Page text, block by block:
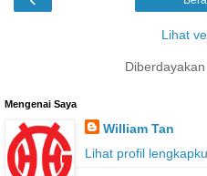
Lihat
Mengenai Saya
William Tan
Lihat profil lengkapku